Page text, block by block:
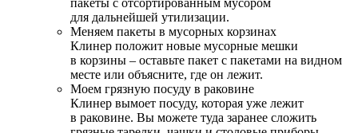
пакеты с отсортированным мусором
для дальнейшей утилизации.
Меняем пакеты в мусорных корзинах
Клинер положит новые мусорные мешки
в корзины – оставьте пакет с пакетами на видном
месте или объясните, где он лежит.
Моем грязную посуду в раковине
Клинер вымоет посуду, которая уже лежит
в раковине. Вы можете туда заранее сложить